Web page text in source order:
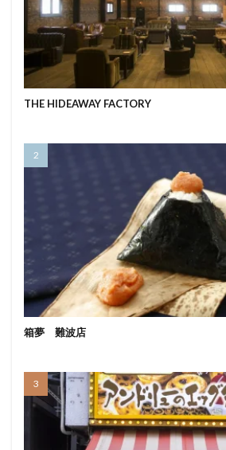
THE HIDEAWAY FACTORY
箱夢 難波店